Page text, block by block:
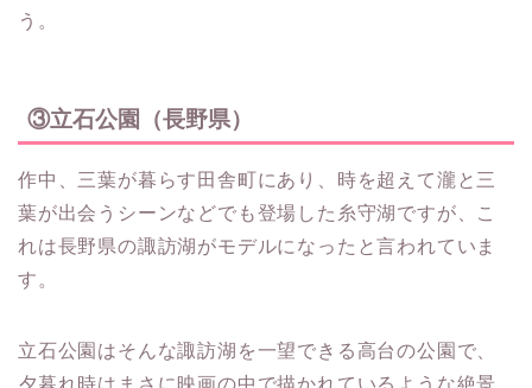
う。
③立石公園（長野県）
作中、三葉が暮らす田舎町にあり、時を超えて瀧と三
葉が出会うシーンなどでも登場した糸守湖ですが、こ
れは長野県の諏訪湖がモデルになったと言われていま
す。
立石公園はそんな諏訪湖を一望できる高台の公園で、
夕暮れ時はまさに映画の中で描かれているような絶景